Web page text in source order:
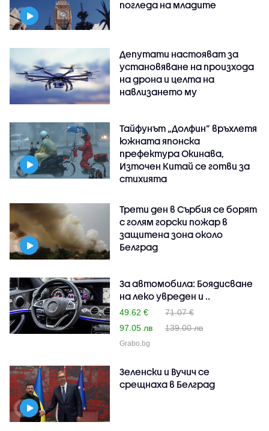
погледа на младите
Депутати настояват за
установяване на произхода
на дрона и целта на
навлизането му
Тайфунът „Долфин” връхлетя
южната японска
префектура Окинава,
Източен Китай се готви за
стихията
Трети ден в Сърбия се борят
с голям горски пожар в
защитена зона около
Белград
За автомобила: Боядисване
на леко увреден и ..
49.62 €
71.07 €
97.05 лв
139.00 лв
Grabo.bg
Зеленски и Вучич се
срещнаха в Белград